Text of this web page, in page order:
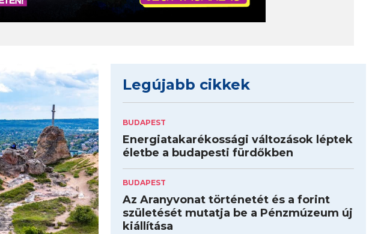
Legújabb cikkek
BUDAPEST
Energiatakarékossági változások léptek
életbe a budapesti fürdőkben
BUDAPEST
Az Aranyvonat történetét és a forint
születését mutatja be a Pénzmúzeum új
kiállítása